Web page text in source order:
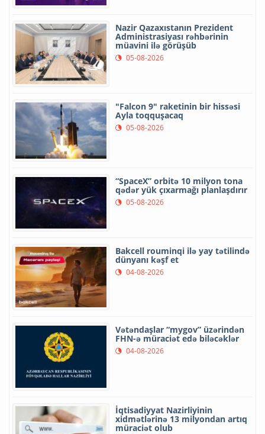
Nazir Qazaxıstanın Prezident
Administrasiyası rəhbərinin
müavini ilə görüşüb
05-08-2026
"Falcon 9" raketinin bir hissəsi
Ayla toqquşacaq
05-08-2026
“SpaceX” orbitə 10 milyon tona
qədər yük çıxarmağı planlaşdırır
05-08-2026
Bakcell rouminqi ilə yay tətilində
dünyanı kəşf et
04-08-2026
Vətəndaşlar “mygov” üzərindən
FHN-ə müraciət edə biləcəklər
04-08-2026
İqtisadiyyat Nazirliyinin
xidmətlərinə 13 milyondan artıq
müraciət olub